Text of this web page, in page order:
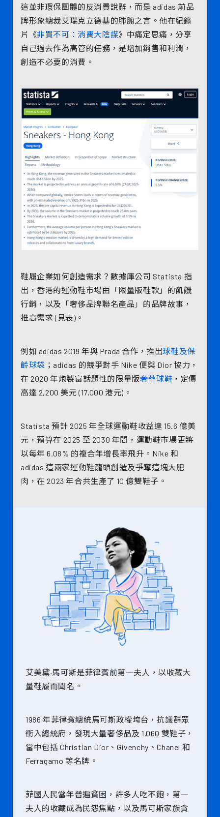
這並非環保團體的反消費說辭，而是 adidas 前品
牌形象總裁艾瑞克立德基的肺腑之言。他在紀錄
片《非買不可：消費大陰謀》中痛定思痛，分享
自己過去作為高管的任務，是增加銷售和利潤，
創造不必要的消費。
鞋履企業如何創造需求？數據庫公司 Statista 指
出，香港的運動鞋市場由「限量版鞋款」的飢饑
行銷，以及「奢侈品牌聯名產品」的品牌故事，
推高需求 (見表)。
例如 adidas 2019 年與 Prada 合作，推出球鞋及保
齡球袋 ；adidas 的競爭對手 Nike 便與 Dior 協力，
在 2020 年炮製富話題性的限量版奢華球鞋 ，定價
高達 2,200 美元 (17,000 港元)。
Statista 預計 2025 年全球運動鞋收益達 15.6 億美
元，預算在 2025 至 2030 年間，運動鞋市場更將
以每年 6.08% 的複合年增長率飛升。Nike 和
adidas 這兩家運動鞋龍頭創造及爭奪這塊大肥
肉，在 2023 年合共生產了 10 億雙鞋子。
艾美黛·馬可斯是菲律賓前第一夫人，以收藏大
量鞋履而聞名。
1986 年菲律賓總統馬可斯政權垮台，抗議群眾
衝入總統府，發現大量奢侈品及 1,060 雙鞋子，
當中包括 Christian Dior、Givenchy、Chanel 和
Ferragamo 等名牌。
菲國人民當年普遍貧困，許多人吃不飽，第一
夫人的收藏成為民怨焦點，以及馬可斯家族貪